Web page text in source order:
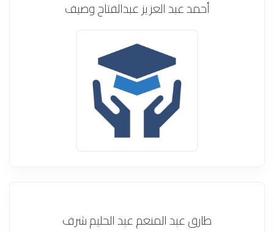
أحمد عبد العزيز عبدالفتاح وصيف
طارق عبد المنعم عبد الحليم شرف